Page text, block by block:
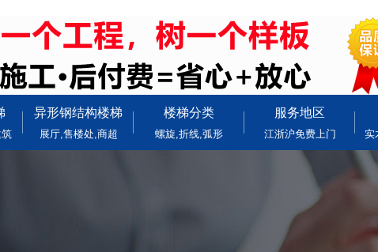
异形钢结构楼梯
展厅,售楼处,商超
楼梯分类
螺旋,折线,弧形
服务地区
江浙沪免费上门 实